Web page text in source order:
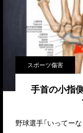
スポーツ傷害
手首の小指